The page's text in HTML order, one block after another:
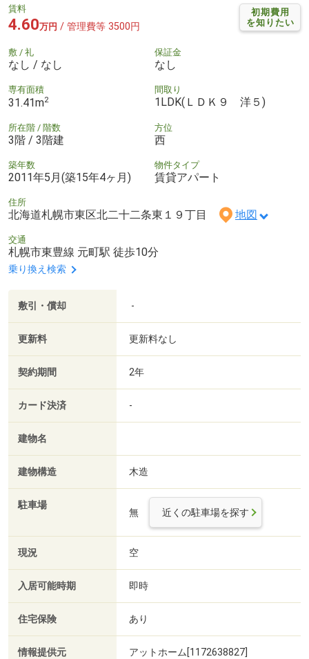
初期費用
を知りたい
賃料
4.60万円 / 管理費等 3500円
敷 / 礼
なし / なし
保証金
なし
専有面積
31.41m2
間取り
1LDK(ＬＤＫ９ 洋５)
所在階 / 階数
3階 / 3階建
方位
西
築年数
2011年5月(築15年4ヶ月)
物件タイプ
賃貸アパート
住所
北海道札幌市東区北二十二条東１９丁目 地図
交通
札幌市東豊線 元町駅 徒歩10分
乗り換え検索
敷引・償却 -
更新料 更新料なし
契約期間 2年
カード決済 -
建物名
建物構造 木造
駐車場
無 近くの駐車場を探す
現況 空
入居可能時期 即時
住宅保険 あり
情報提供元 アットホーム[1172638827]